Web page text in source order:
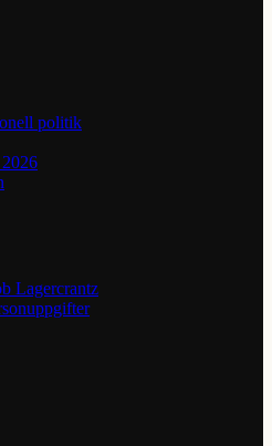
politik
Lagercrantz